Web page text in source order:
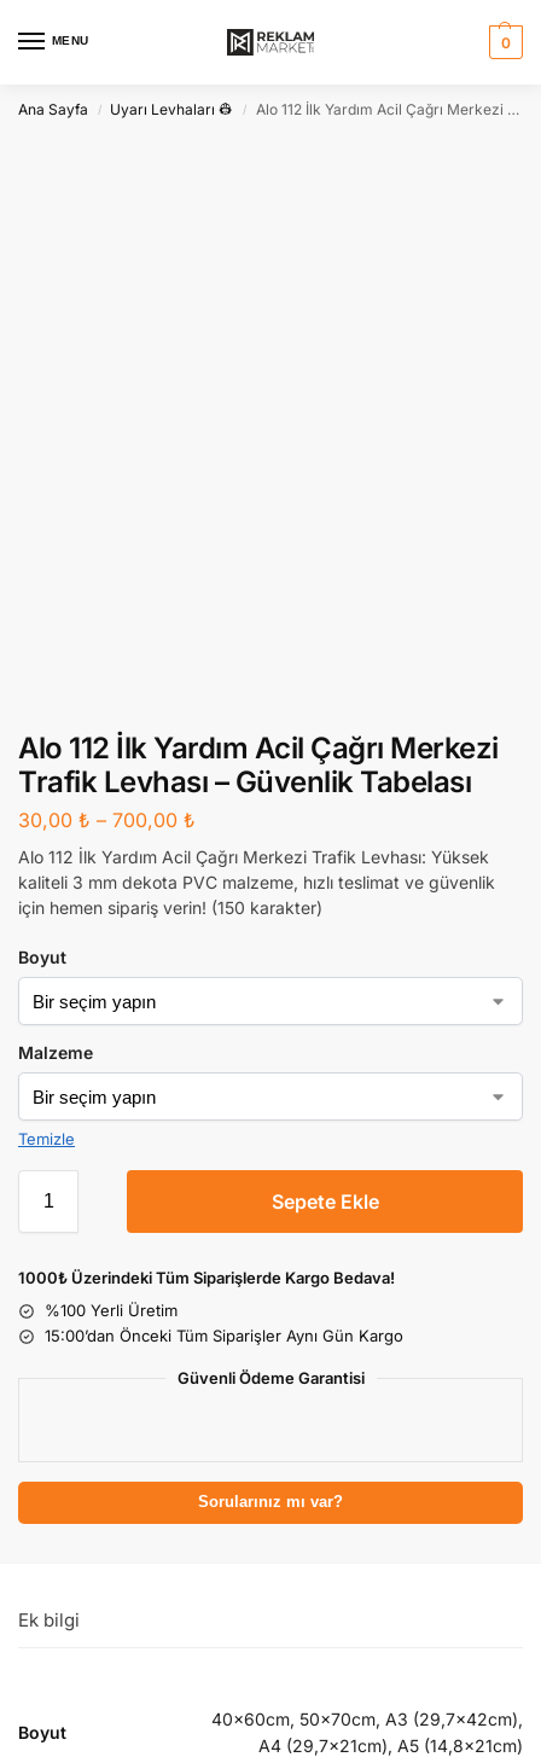
MENU 0
Ana Sayfa / Uyarı Levhaları 👷 / Alo 112 İlk Yardım Acil Çağrı Merkezi Trafik Levhası – Güvenlik Tabelası
Alo 112 İlk Yardım Acil Çağrı Merkezi
Trafik Levhası – Güvenlik Tabelası
30,00 ₺ – 700,00 ₺
Alo 112 İlk Yardım Acil Çağrı Merkezi Trafik Levhası: Yüksek
kaliteli 3 mm dekota PVC malzeme, hızlı teslimat ve güvenlik
için hemen sipariş verin! (150 karakter)
Boyut
Malzeme
Temizle
Sepete Ekle
1000₺ Üzerindeki Tüm Siparişlerde Kargo Bedava!
%100 Yerli Üretim
15:00’dan Önceki Tüm Siparişler Aynı Gün Kargo
Güvenli Ödeme Garantisi
Sorularınız mı var?
Ek bilgi
Boyut
40x60cm, 50x70cm, A3 (29,7x42cm),
A4 (29,7x21cm), A5 (14,8x21cm)